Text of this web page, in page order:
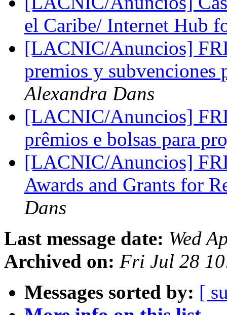
el Caribe/ Internet Hub
[LACNIC/Anuncios]
premios y subvenciones
Alexandra Dans
[LACNIC/Anuncios]
prêmios e bolsas para
[LACNIC/Anuncios]
Awards and Grants for
Dans
Last message date: Wed
Archived on: Fri Jul 28
Messages sorted by: [